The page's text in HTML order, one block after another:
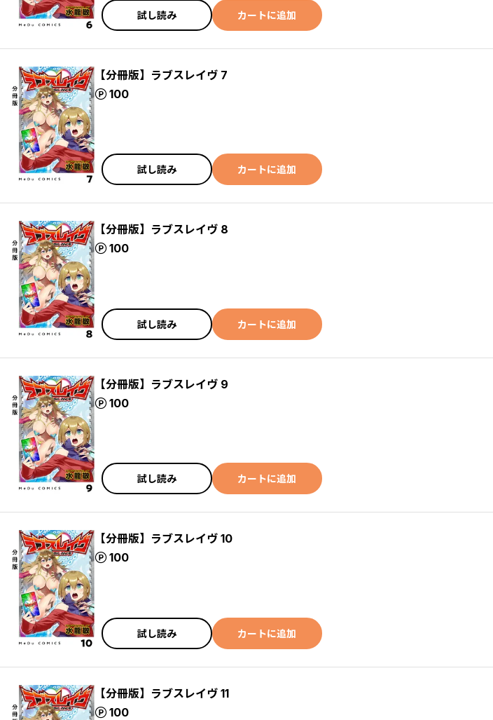
試し読み カートに追加
【分冊版】ラブスレイヴ 7
100
ポイント
試し読み カートに追加
【分冊版】ラブスレイヴ 8
100
ポイント
試し読み カートに追加
【分冊版】ラブスレイヴ 9
100
ポイント
試し読み カートに追加
【分冊版】ラブスレイヴ 10
100
ポイント
試し読み カートに追加
【分冊版】ラブスレイヴ 11
100
ポイント